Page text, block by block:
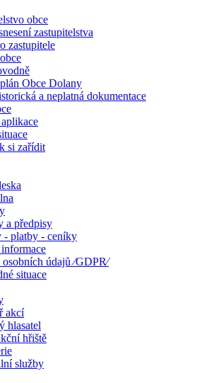
obce
zastupitelstva
zastupitele
Obce Dolany
a neplatná dokumentace
si zařídit
a předpisy
- platby - ceníky
údajů ⁄GDPR⁄
situace
akcí
hlasatel
hřiště
služby